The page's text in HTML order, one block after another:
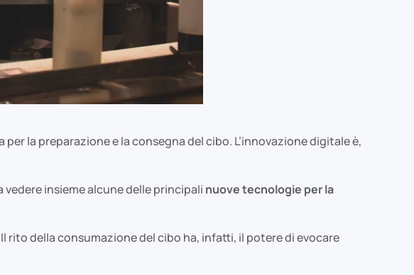
la preparazione e la consegna del cibo. L’innovazione digitale è,
insieme alcune delle principali nuove tecnologie per la
rito della consumazione del cibo ha, infatti, il potere di evocare